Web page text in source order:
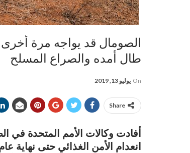
الصومال قد يواجه مرة
طال أمده والصراع المسلح
On يوليو 13, 2019
Share